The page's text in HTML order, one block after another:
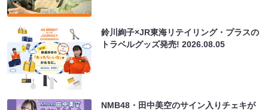
鈴川絢子×JR東海リテイリング・プラスの
トラベルグッズ発売!2026.08.05
NMB48・田中美空のサイン入りチェキが